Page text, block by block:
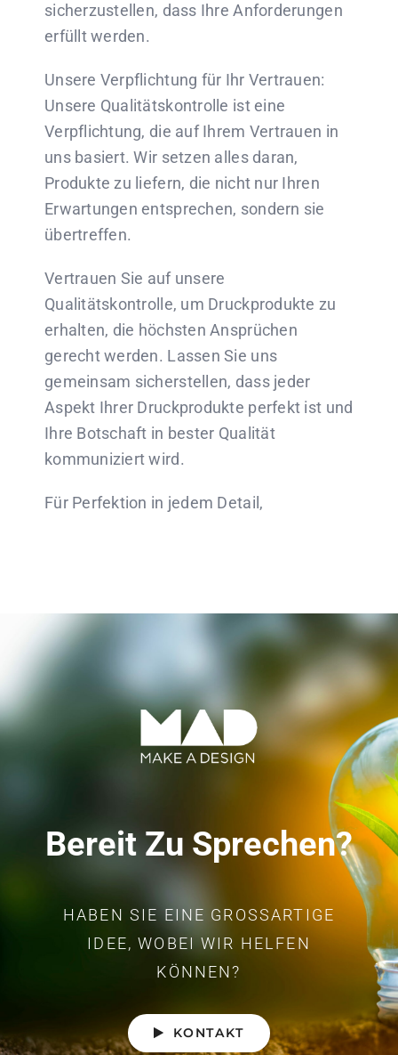
sicherzustellen, dass Ihre Anforderungen
erfüllt werden.
Unsere Verpflichtung für Ihr Vertrauen:
Unsere Qualitätskontrolle ist eine
Verpflichtung, die auf Ihrem Vertrauen in
uns basiert. Wir setzen alles daran,
Produkte zu liefern, die nicht nur Ihren
Erwartungen entsprechen, sondern sie
übertreffen.
Vertrauen Sie auf unsere
Qualitätskontrolle, um Druckprodukte zu
erhalten, die höchsten Ansprüchen
gerecht werden. Lassen Sie uns
gemeinsam sicherstellen, dass jeder
Aspekt Ihrer Druckprodukte perfekt ist und
Ihre Botschaft in bester Qualität
kommuniziert wird.
Für Perfektion in jedem Detail,
Bereit Zu Sprechen?
HABEN SIE EINE GROSSARTIGE I
DEE, WOBEI WIR HELFEN K
ÖNNEN?
KONTAKT